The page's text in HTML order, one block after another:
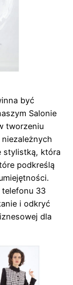
być
Salonie
tworzeniu
stylistką, która
podkreślą
telefonu 33
i odkryć
dla